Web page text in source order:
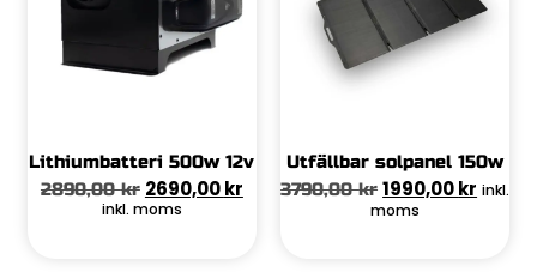
Lithiumbatteri 500w 12v
2890,00kr 2690,00kr
inkl. moms
Utfällbar solpanel 150w
3790,00kr 1990,00kr inkl.
moms